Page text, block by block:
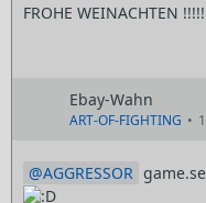
FROHE WEINACHTEN !!!!!
Ebay-Wahn
ART-OF-FIGHTING
AGGRESSOR